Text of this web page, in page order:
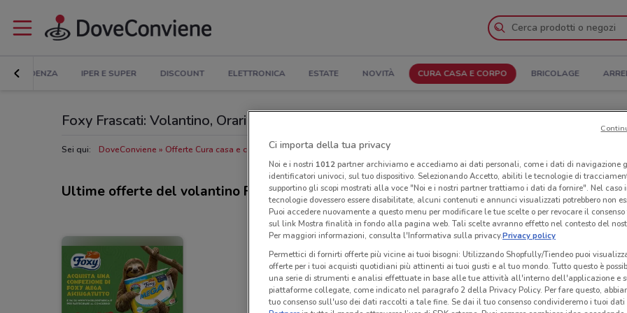
IN EVIDENZA IPER E SUPER DISCOUNT ELETTRONICA ESTATE NOVITÀ CURA CASA E CORPO BRICOLAGE
Foxy Frascati: Volantino, Orari di apertura e Indirizzi
Sei qui: DoveConviene Offerte Cura casa e corpo a Frascati Negozi Foxy a Frascati
Ultime offerte del volantino Foxy
Ci importa della tua privacy
Noi e i nostri 1012partner archiviamo e accediamo ai dati personali, come i dati di navigazione
identificatori univoci, sul tuo dispositivo. Selezionando Accetto, abiliti le tecnologie di
supportino gli scopi mostrati alla voce "Noi e i nostri partner trattiamo i dati da fornire". Nel caso
tecnologie dovessero essere disabilitate, alcuni contenuti e annunci visualizzati potrebbero non
Puoi accedere nuovamente a questo menu per modificare le tue scelte o per revocare il
sul link Mostra finalità in fondo alla pagina web. Tali scelte avranno effetto nel contesto del
Per maggiori informazioni, consulta l'Informativa sulla privacy.Privacy policy
Permettici di fornirti offerte più vicine ai tuoi bisogni: Utilizzando Shopfully/Tiendeo puoi
offerte per i tuoi acquisti quotidiani più attinenti ai tuoi gusti e al tuo mondo. Tutto questo è
una serie di strumenti e analisi effettuate in base alle tue attività all'interno dell'applicazione e
piattaforme collegate, come indicato nel paragrafo 2 della Privacy Policy. Per fare questo,
tuo consenso sull'uso dei dati raccolti a tale fine. Se dai il tuo consenso condivideremo i tuoi dati